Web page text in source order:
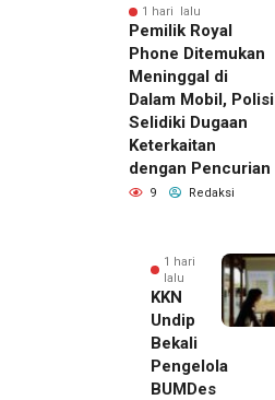
1 hari lalu
Pemilik Royal
Phone Ditemukan
Meninggal di
Dalam Mobil, Polisi
Selidiki Dugaan
Keterkaitan
dengan Pencurian
9 Redaksi
1 hari
lalu
KKN
Undip
Bekali
Pengelola
BUMDes